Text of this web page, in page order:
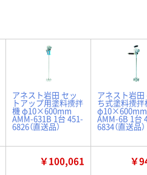
アネスト岩田 セッ
トアップ用塗料攪拌
機 φ10×600mm
AMM-631B 1台 451-
6826（直送品）
アネスト岩田
ち式塗料攪拌
φ10×600mm
AMM-6B 1台
6834（直送品）
￥100,061 ￥